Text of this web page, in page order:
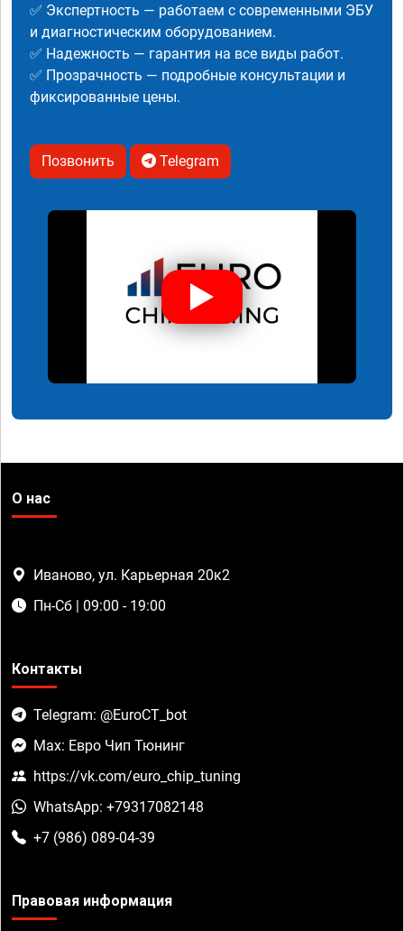
✅ Экспертность — работаем с современными ЭБУ
и диагностическим оборудованием.
✅ Надежность — гарантия на все виды работ.
✅ Прозрачность — подробные консультации и
фиксированные цены.
Позвонить Telegram
О нас
Иваново, ул. Карьерная 20к2
Пн-Сб | 09:00 - 19:00
Контакты
Telegram: @EuroCT_bot
Max: Евро Чип Тюнинг
https://vk.com/euro_chip_tuning
WhatsApp: +79317082148
+7 (986) 089-04-39
Правовая информация